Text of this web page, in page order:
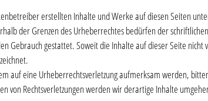
erstellten Inhalte und Werke auf diesen Seiten
der Grenzen des Urheberrechtes bedürfen der
Gebrauch gestattet. Soweit die Inhalte auf dieser Seite
auf eine Urheberrechtsverletzung aufmerksam werden,
von Rechtsverletzungen werden wir derartige Inhalte